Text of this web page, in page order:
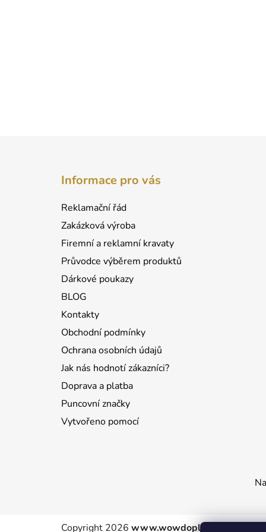
Informace pro vás
Reklamační řád
Zakázková výroba
Firemní a reklamní kravaty
Průvodce výběrem produktů
Dárkové poukazy
BLOG
Kontakty
Obchodní podmínky
Ochrana osobních údajů
Jak nás hodnotí zákazníci?
Doprava a platba
Puncovní značky
Vytvořeno pomocí
Copyright 2026 www.wowdoplnky.cz